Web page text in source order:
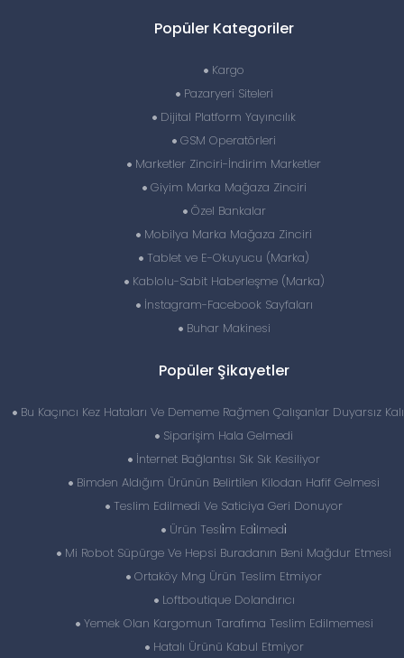
Popüler Kategoriler
Kargo
Pazaryeri Siteleri
Dijital Platform Yayıncılık
GSM Operatörleri
Marketler Zinciri-İndirim Marketler
Giyim Marka Mağaza Zinciri
Özel Bankalar
Mobilya Marka Mağaza Zinciri
Tablet ve E-Okuyucu (Marka)
Kablolu-Sabit Haberleşme (Marka)
İnstagram-Facebook Sayfaları
Buhar Makinesi
Popüler Şikayetler
Bu Kaçıncı Kez Hataları Ve Dememe Rağmen Çalışanlar Duyarsız
Siparişim Hala Gelmedi
İnternet Bağlantısı Sık Sık Kesiliyor
Bimden Aldığım Ürünün Belirtilen Kilodan Hafif Gelmesi
Teslim Edilmedi Ve Saticiya Geri Donuyor
Ürün Tesli̇m Edi̇lmedi̇
Mi Robot Süpürge Ve Hepsi Buradanın Beni Mağdur Etmesi
Ortaköy Mng Ürün Teslim Etmiyor
Loftboutique Dolandırıcı
Yemek Olan Kargomun Tarafıma Teslim Edilmemesi
Hatalı Ürünü Kabul Etmiyor